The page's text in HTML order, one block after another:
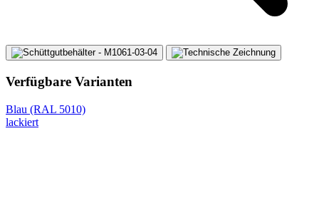
Verfügbare Varianten
Blau (RAL 5010)
lackiert